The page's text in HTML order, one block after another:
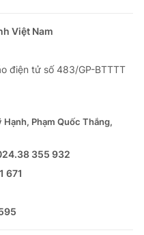
Việt Nam
điện tử số 483/GP-BTTTT
Phạm Quốc Thắng,
355 932
671